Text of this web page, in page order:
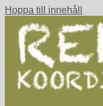
Hoppa till innehåll